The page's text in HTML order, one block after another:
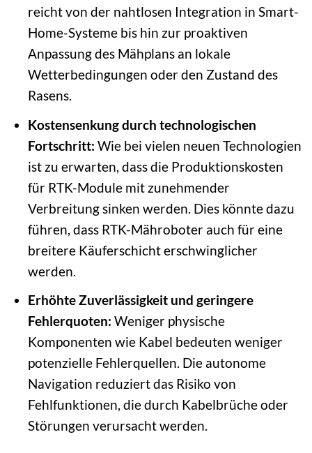
reicht von der nahtlosen Integration in Smart-
Home-Systeme bis hin zur proaktiven
Anpassung des Mähplans an lokale
Wetterbedingungen oder den Zustand des
Rasens.
Kostensenkung durch technologischen
Fortschritt: Wie bei vielen neuen Technologien
ist zu erwarten, dass die Produktionskosten
für RTK-Module mit zunehmender
Verbreitung sinken werden. Dies könnte dazu
führen, dass RTK-Mähroboter auch für eine
breitere Käuferschicht erschwinglicher
werden.
Erhöhte Zuverlässigkeit und geringere
Fehlerquoten: Weniger physische
Komponenten wie Kabel bedeuten weniger
potenzielle Fehlerquellen. Die autonome
Navigation reduziert das Risiko von
Fehlfunktionen, die durch Kabelbrüche oder
Störungen verursacht werden.